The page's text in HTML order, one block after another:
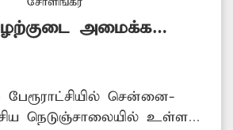
தொந்தரவும் இல்லாமல்
அமைக்க
பேரூராட்சியில் சென்னை-
நெடுஞ்சாலையில் உள்ள